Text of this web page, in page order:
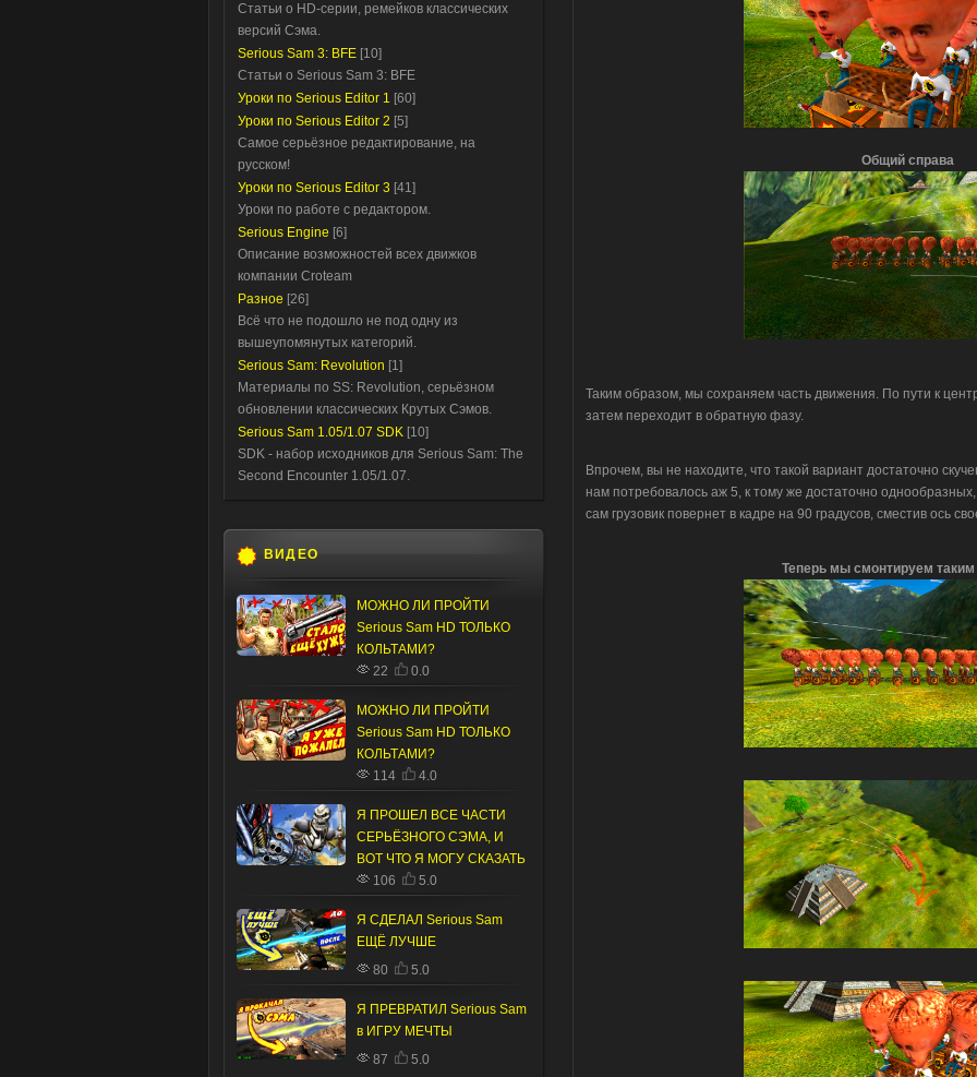
Общий справа
Таким образом, мы сохраняем часть движения. По пути к
затем переходит в обратную фазу.
Впрочем, вы не находите, что такой вариант достаточно
нам потребовалось аж 5, к тому же достаточно однообразных,
сам грузовик повернет в кадре на 90 градусов, сместив ось
Теперь мы смонтируем
Статьи о HD-серии, ремейков классических
версий Сэма.
Serious Sam 3: BFE [10]
Статьи о Serious Sam 3: BFE
Уроки по Serious Editor 1 [60]
Уроки по Serious Editor 2 [5]
Самое серьёзное редактирование, на
русском!
Уроки по Serious Editor 3 [41]
Уроки по работе с редактором.
Serious Engine [6]
Описание возможностей всех движков
компании Croteam
Разное [26]
Всё что не подошло не под одну из
вышеупомянутых категорий.
Serious Sam: Revolution [1]
Материалы по SS: Revolution, серьёзном
обновлении классических Крутых Сэмов.
Serious Sam 1.05/1.07 SDK [10]
SDK - набор исходников для Serious Sam: The
Second Encounter 1.05/1.07.
ВИДЕО
МОЖНО ЛИ ПРОЙТИ
Serious Sam HD ТОЛЬКО
КОЛЬТАМИ?
22
0.0
МОЖНО ЛИ ПРОЙТИ
Serious Sam HD ТОЛЬКО
КОЛЬТАМИ?
114
4.0
Я ПРОШЕЛ ВСЕ ЧАСТИ
СЕРЬЁЗНОГО СЭМА, И
ВОТ ЧТО Я МОГУ СКАЗАТЬ
106
5.0
Я СДЕЛАЛ Serious Sam
ЕЩЁ ЛУЧШЕ
80
5.0
Я ПРЕВРАТИЛ Serious Sam
в ИГРУ МЕЧТЫ
87
5.0